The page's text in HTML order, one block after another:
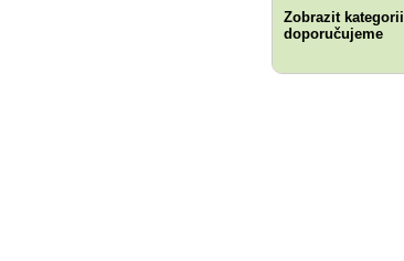
Zobrazit kategorii
doporučujeme